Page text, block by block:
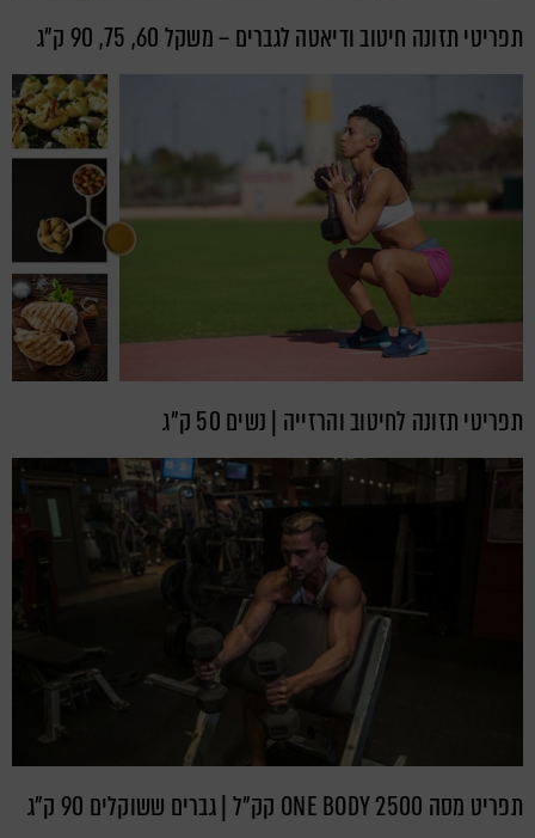
תפריטי תזונה חיטוב ודיאטה לגברים – משקל 60, 75, 90 ק”ג
תפריטי תזונה לחיטוב והרזייה | נשים 50 ק"ג
תפריט מסה ONE BODY 2500 קק"ל | גברים ששוקלים 90 ק"ג